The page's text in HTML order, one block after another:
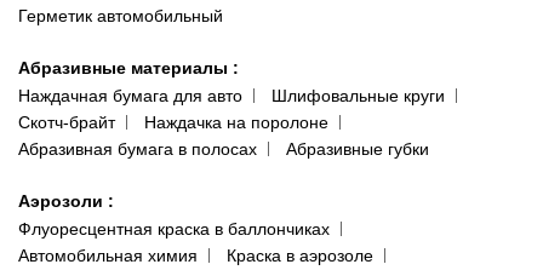
Герметик автомобильный
Абразивные материалы :
Наждачная бумага для авто
Шлифовальные круги
Скотч-брайт
Наждачка на поролоне
Абразивная бумага в полосах
Абразивные губки
Аэрозоли :
Флуоресцентная краска в баллончиках
Автомобильная химия
Краска в аэрозоле